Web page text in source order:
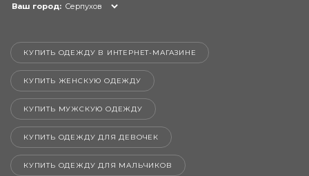
Ваш город: Серпухов
КУПИТЬ ОДЕЖДУ В ИНТЕРНЕТ-МАГАЗИНЕ
КУПИТЬ ЖЕНСКУЮ ОДЕЖДУ
КУПИТЬ МУЖСКУЮ ОДЕЖДУ
КУПИТЬ ОДЕЖДУ ДЛЯ ДЕВОЧЕК
КУПИТЬ ОДЕЖДУ ДЛЯ МАЛЬЧИКОВ